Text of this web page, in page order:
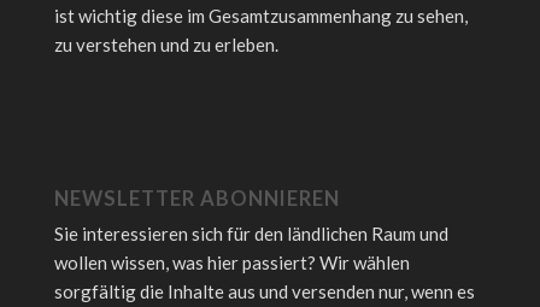
ist wichtig diese im Gesamtzusammenhang zu sehen,
zu verstehen und zu erleben.
NEWSLETTER ABONNIEREN
Sie interessieren sich für den ländlichen Raum und
wollen wissen, was hier passiert? Wir wählen
sorgfältig die Inhalte aus und versenden nur, wenn es